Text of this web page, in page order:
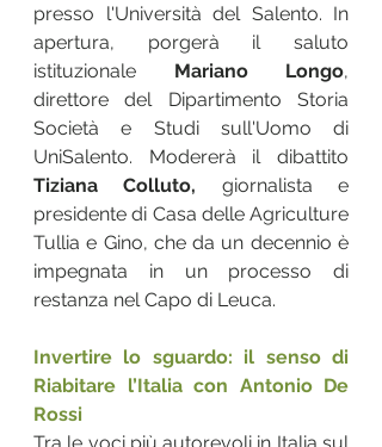
presso l'Università del Salento. In
apertura, porgerà il saluto
istituzionale Mariano Longo,
direttore del Dipartimento Storia
Società e Studi sull'Uomo di
Tiziana Colluto, giornalista e
presidente di Casa delle Agriculture
Tullia e Gino, che da un decennio è
impegnata in un processo di
restanza nel Capo di Leuca.
Invertire lo sguardo: il senso di
Riabitare l’Italia con Antonio De
Rossi